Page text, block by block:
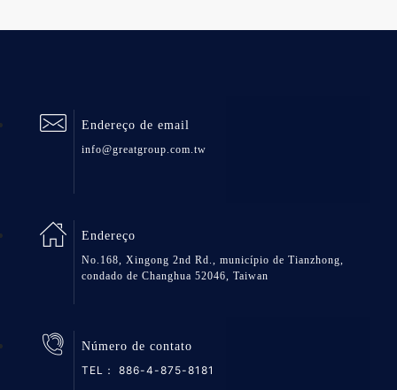
Endereço de email
info@greatgroup.com.tw
Endereço
No.168, Xingong 2nd Rd., município de Tianzhong,
condado de Changhua 52046, Taiwan
Número de contato
TEL： 886-4-875-8181